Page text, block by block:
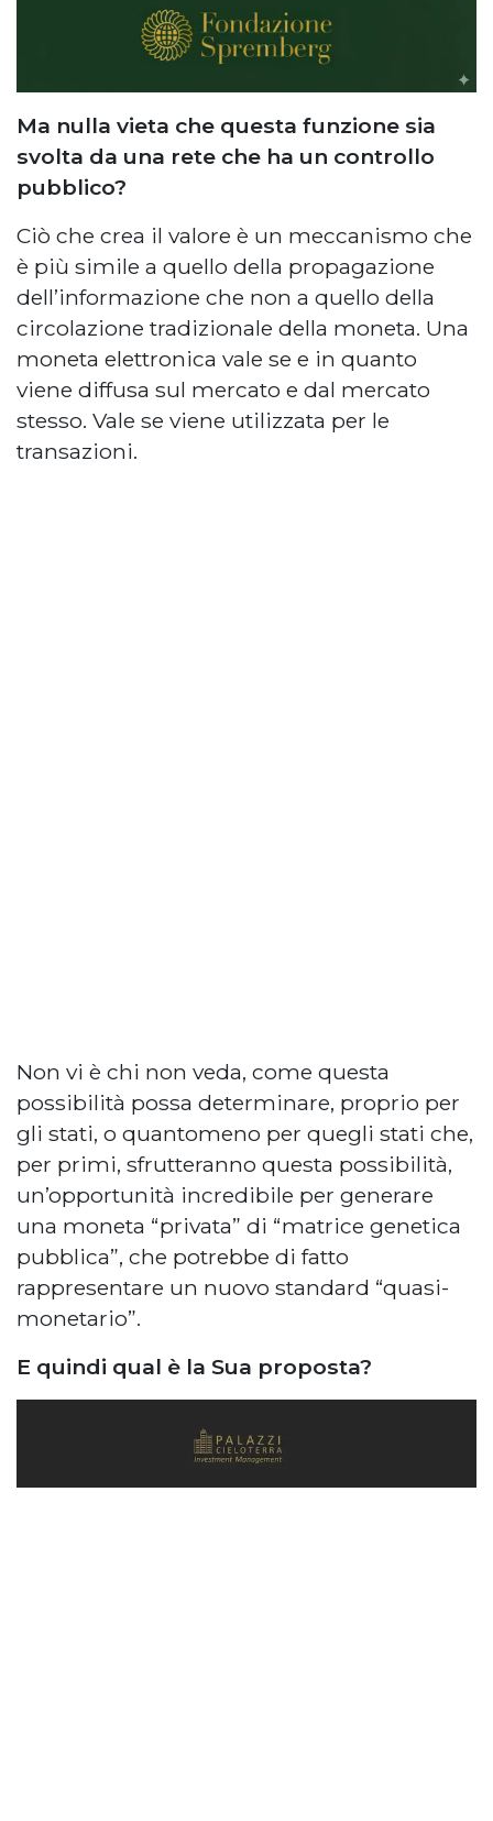
Ma nulla vieta che questa funzione sia
svolta da una rete che ha un controllo
pubblico?
Ciò che crea il valore è un meccanismo che
è più simile a quello della propagazione
dell’informazione che non a quello della
circolazione tradizionale della moneta. Una
moneta elettronica vale se e in quanto
viene diffusa sul mercato e dal mercato
stesso. Vale se viene utilizzata per le
transazioni.
Non vi è chi non veda, come questa
possibilità possa determinare, proprio per
gli stati, o quantomeno per quegli stati che,
per primi, sfrutteranno questa possibilità,
un’opportunità incredibile per generare
una moneta “privata” di “matrice genetica
pubblica”, che potrebbe di fatto
rappresentare un nuovo standard “quasi-
monetario”.
E quindi qual è la Sua proposta?